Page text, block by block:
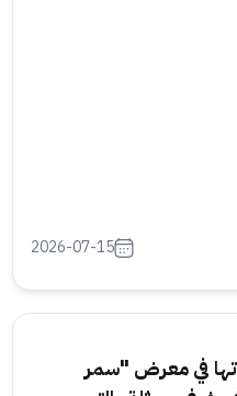
2026-07-15
في معرض "سمر